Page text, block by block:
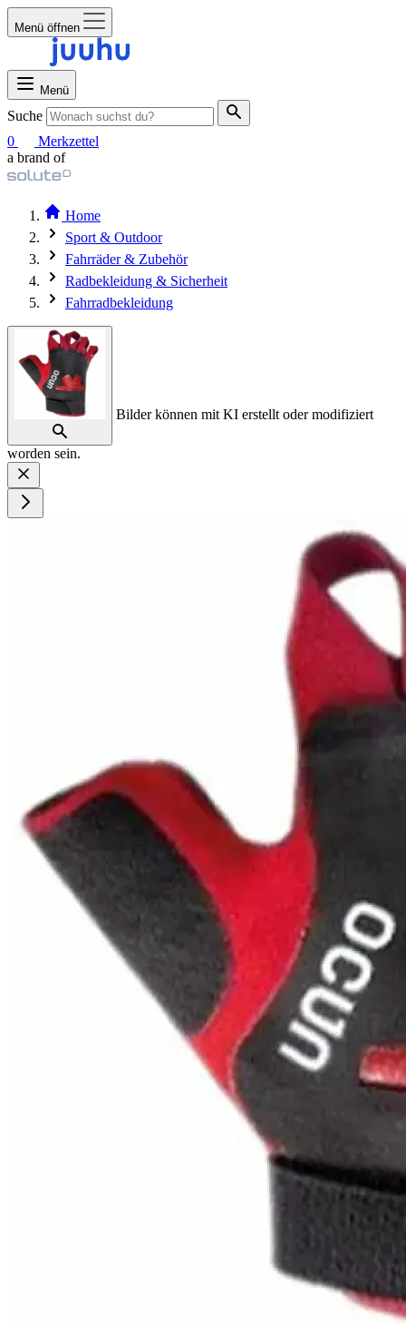
Menü öffnen
Menü
Suche
0
Merkzettel
a brand of
Home
Sport & Outdoor
Fahrräder & Zubehör
Radbekleidung & Sicherheit
Fahrradbekleidung
Bilder können mit KI erstellt oder modifiziert
worden sein.